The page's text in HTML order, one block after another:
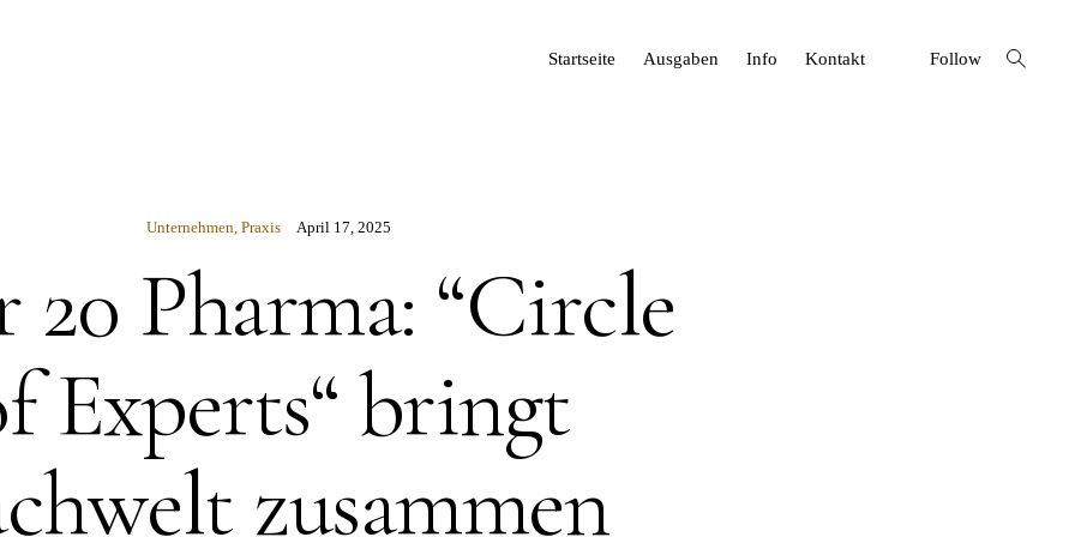
Startseite Ausgaben Info Kontakt Follow
open
search
Unternehmen, Praxis April 17, 2025
20 Pharma: “Circle
Experts“ bringt
zusammen